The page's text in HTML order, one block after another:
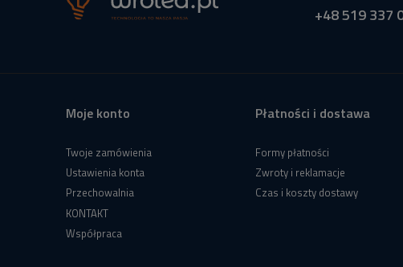
+48 519 337
Moje konto
Twoje zamówienia
Ustawienia konta
Przechowalnia
KONTAKT
Współpraca
Płatności i dostawa
Formy płatności
Zwroty i reklamacje
Czas i koszty dostawy